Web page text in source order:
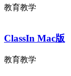
教育教学
ClassIn Mac版
教育教学